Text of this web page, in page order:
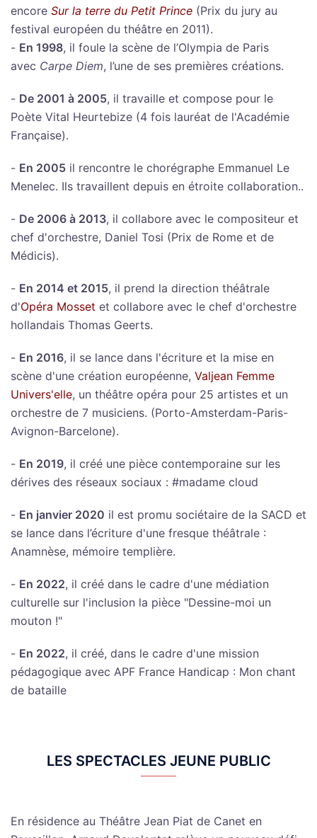
encore Sur la terre du Petit Prince (Prix du jury au
festival européen du théâtre en 2011).
- En 1998, il foule la scène de l’Olympia de Paris
avec Carpe Diem, l’une de ses premières créations.
- De 2001 à 2005, il travaille et compose pour le
Poète Vital Heurtebize (4 fois lauréat de l'Académie
Française).
- En 2005 il rencontre le chorégraphe Emmanuel Le
Menelec. Ils travaillent depuis en étroite collaboration..
- De 2006 à 2013, il collabore avec le compositeur et
chef d'orchestre, Daniel Tosi (Prix de Rome et de
Médicis).
- En 2014 et 2015, il prend la direction théâtrale
d'Opéra Mosset et collabore avec le chef d'orchestre
hollandais Thomas Geerts.
- En 2016, il se lance dans l'écriture et la mise en
scène d'une création européenne, Valjean Femme
Univers'elle, un théâtre opéra pour 25 artistes et un
orchestre de 7 musiciens. (Porto-Amsterdam-Paris-
Avignon-Barcelone).
- En 2019, il créé une pièce contemporaine sur les
dérives des réseaux sociaux : #madame cloud
- En janvier 2020 il est promu sociétaire de la SACD et
se lance dans l’écriture d'une fresque théâtrale :
Anamnèse, mémoire templière.
- En 2022, il créé dans le cadre d'une médiation
culturelle sur l'inclusion la pièce "Dessine-moi un
mouton !"
- En 2022, il créé, dans le cadre d'une mission
pédagogique avec APF France Handicap : Mon chant
de bataille
LES SPECTACLES JEUNE PUBLIC
En résidence au Théâtre Jean Piat de Canet en